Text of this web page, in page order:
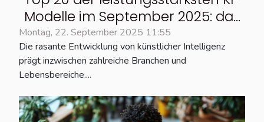
Modelle im September 2025: das
vollständige Ranking
Montag, 22. September 2025 11:55
Die rasante Entwicklung von künstlicher Intelligenz
prägt inzwischen zahlreiche Branchen und
Lebensbereiche....